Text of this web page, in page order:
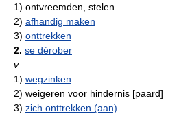
1) ontvreemden, stelen
2) afhandig maken
3) onttrekken
2. se dérober
v
1) wegzinken
2) weigeren voor hindernis [paard]
3) zich onttrekken (aan)